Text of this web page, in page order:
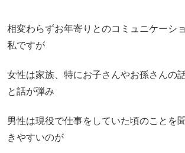
相変わらずお年寄りとのコミュニケーシ
私ですが
女性は家族、特にお子さんやお孫さんの
と話が弾み
男性は現役で仕事をしていた頃のことを
きやすいのが